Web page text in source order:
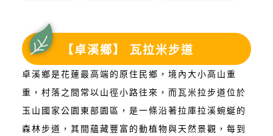
【卓溪鄉】 瓦拉米步道
卓溪鄉是花蓮最高端的原住民鄉，境內大小高山重
重，村落之間常以山徑小路往來，而瓦米拉步道位於
玉山國家公園東部園區，是一條沿著拉庫拉溪蜿蜒的
森林步道，其間蘊藏豐富的動植物與天然景觀，每到